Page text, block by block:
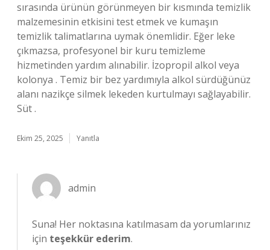
sırasında ürünün görünmeyen bir kısmında temizlik
malzemesinin etkisini test etmek ve kumaşın
temizlik talimatlarına uymak önemlidir. Eğer leke
çıkmazsa, profesyonel bir kuru temizleme
hizmetinden yardım alınabilir. İzopropil alkol veya
kolonya . Temiz bir bez yardımıyla alkol sürdüğünüz
alanı nazikçe silmek lekeden kurtulmayı sağlayabilir.
Süt .
Ekim 25, 2025 Yanıtla
admin
Suna! Her noktasına katılmasam da yorumlarınız
için teşekkür ederim.